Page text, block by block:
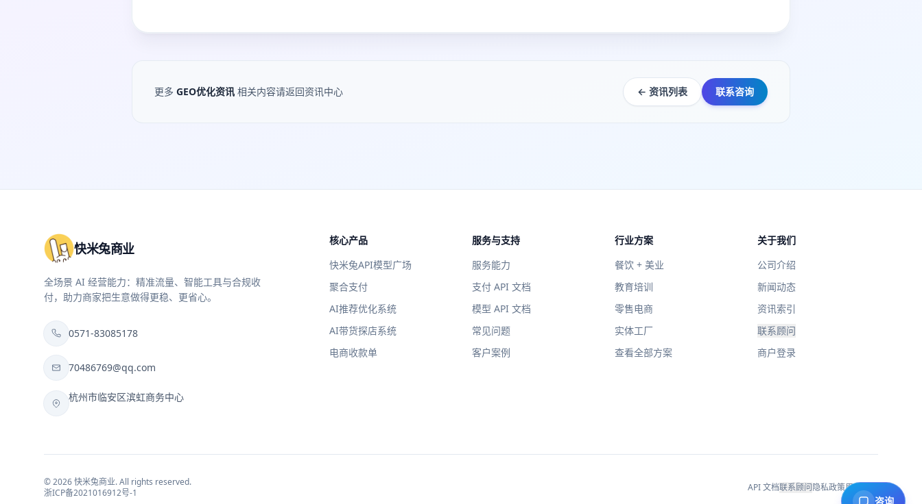
更多 GEO优化资讯 相关内容请返回资讯中心 ← 资讯列表 联系咨询
快米兔商业
全场景 AI 经营能力：精准流量、智能工具与合规收
付，助力商家把生意做得更稳、更省心。
0571-83085178
70486769@qq.com
杭州市临安区滨虹商务中心
核心产品
快米兔API模型广场
聚合支付
AI推荐优化系统
AI带货探店系统
电商收款单
服务与支持
服务能力
支付 API 文档
模型 API 文档
常见问题
客户案例
行业方案
餐饮 + 美业
教育培训
零售电商
实体工厂
查看全部方案
关于我们
公司介绍
新闻动态
资讯索引
联系顾问
商户登录
©2026快米兔商业. All rights reserved.
浙ICP备2021016912号-1
API 文档联系顾问隐私政策用户协议
咨询